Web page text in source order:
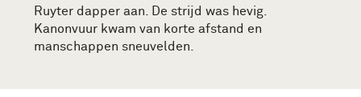
Ruyter dapper aan. De strijd was hevig.
Kanonvuur kwam van korte afstand en
manschappen sneuvelden.